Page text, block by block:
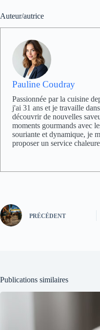
Auteur/autrice
Pauline Coudray
Passionnée par la cuisine
j'ai 31 ans et je travaille
découvrir de nouvelles
moments gourmands avec
souriante et dynamique, je
proposer un service
PRÉCÉDENT
Publications similaires